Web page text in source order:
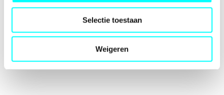
Selectie toestaan
Weigeren